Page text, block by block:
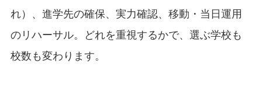
れ）、進学先の確保、実力確認、移動・当日運用
のリハーサル。どれを重視するかで、選ぶ学校も
校数も変わります。